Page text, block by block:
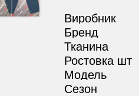
Виробник
Бренд
Тканина
Ростовка шт
Модель
Сезон